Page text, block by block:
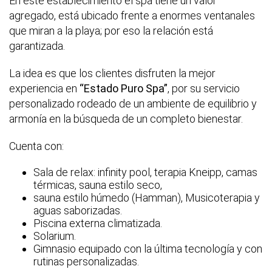
agregado, está ubicado frente a enormes ventanales
que miran a la playa; por eso la relación está
garantizada.
La idea es que los clientes disfruten la mejor
experiencia en “Estado Puro Spa”, por su servicio
personalizado rodeado de un ambiente de equilibrio y
armonía en la búsqueda de un completo bienestar.
Cuenta con:
Sala de relax: infinity pool, terapia Kneipp, camas
térmicas, sauna estilo seco,
sauna estilo húmedo (Hamman), Musicoterapia y
aguas saborizadas.
Piscina externa climatizada.
Solarium.
Gimnasio equipado con la última tecnología y con
rutinas personalizadas.